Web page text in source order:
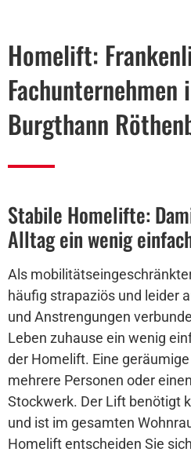
Homelift:
Burgthann
Stabile Homelifte:
Alltag ein wenig
Als
häufig strapaziös und leider
und Anstrengungen
Leben zuhause ein wenig
der Homelift. Eine
mehrere Personen oder
Stockwerk. Der Lift benötigt
und ist im gesamten
Homelift entscheiden Sie